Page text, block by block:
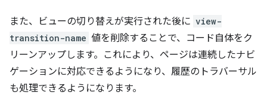
また、ビューの切り替えが実行された後に view-
transition-name 値を削除することで、コード自体をク
リーンアップします。これにより、ページは連続したナビ
ゲーションに対応できるようになり、履歴のトラバーサル
も処理できるようになります。